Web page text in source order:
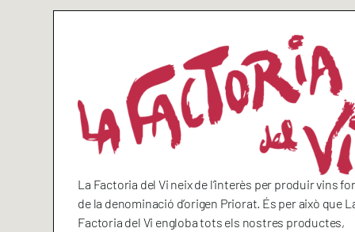
La Factoria del Vi neix de l’interès per produir vins
de la denominació d’origen Priorat. És per això que
Factoria del Vi engloba tots els nostres productes,